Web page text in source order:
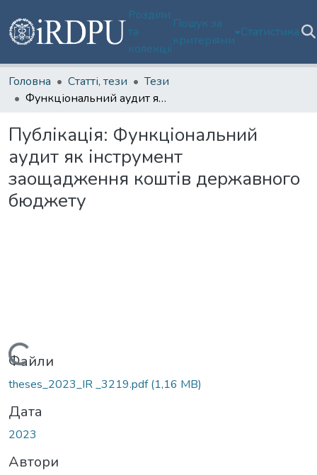
Розділи
та
колекції
Пошук за
критеріями
Статистика
Головна Статті, тези
Тези
Функціональний аудит як інструмент заощадження коштів державного бюджету
Публікація: Функціональний
аудит як інструмент
заощадження коштів державного
бюджету
Вантажиться...
Файли
theses_2023_IR _3219.pdf(1,16 MB)
Дата
2023
Автори